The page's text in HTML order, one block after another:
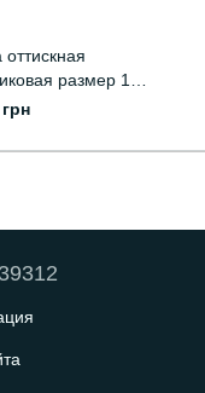
размер 1
для в/ч (красная)